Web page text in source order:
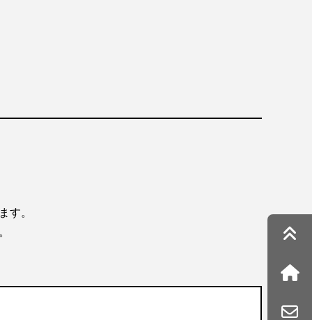
す。